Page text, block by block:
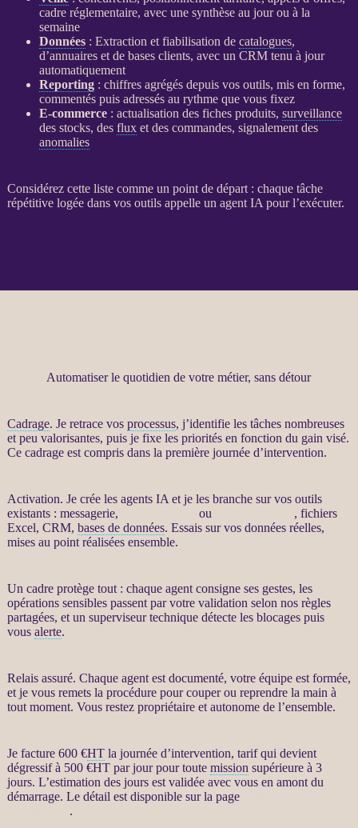
cadre réglementaire, avec une synthèse au jour ou à la
semaine
Données: Extraction et fiabilisation de catalogues,
d’annuaires et de bases clients, avec un CRMtenu à jour
automatiquement
Reporting: chiffres agrégés depuis vos outils, mis en forme,
commentés puis adressés au rythme que vous fixez
E-commerce: actualisation des fiches produits, surveillance
des stocks, des fluxet des commandes, signalement des
anomalies
Considérez cette liste comme un point de départ : chaque tâche
répétitive logée dans vos outils appelle un agent IA pour l’exécuter.
Automatiser le quotidien de votre métier, sans détour
Cadrage. Je retrace vos processus, j’identifie les tâches nombreuses
et peu valorisantes, puis je fixe les priorités en fonction du gain visé.
Ce cadrageest compris dans la première journée d’intervention.
Activation. Je crée les agents IA et je les branche sur vos outils
existants : messagerie,
ou
, fichiers
Excel, CRM, bases de données. Essais sur vos donnéesréelles,
mises au point réalisées ensemble.
Un cadre protège tout : chaque agentconsigne ses gestes, les
opérations sensibles passent par votre validation selon nos règles
partagées, et un superviseur technique détecte les blocages puis
vous alerte.
Relais assuré. Chaque agentest documenté, votre équipe est formée,
et je vous remets la procédure pour couper ou reprendre la main à
tout moment. Vous restez propriétaire et autonome de l’ensemble.
Je facture 600 €HTla journée d’intervention, tarif qui devient
dégressif à 500 €HTpar jour pour toute mission supérieure à 3
jours. L’estimation des jours est validée avec vous en amont du
démarrage. Le détail est disponible sur la page
.